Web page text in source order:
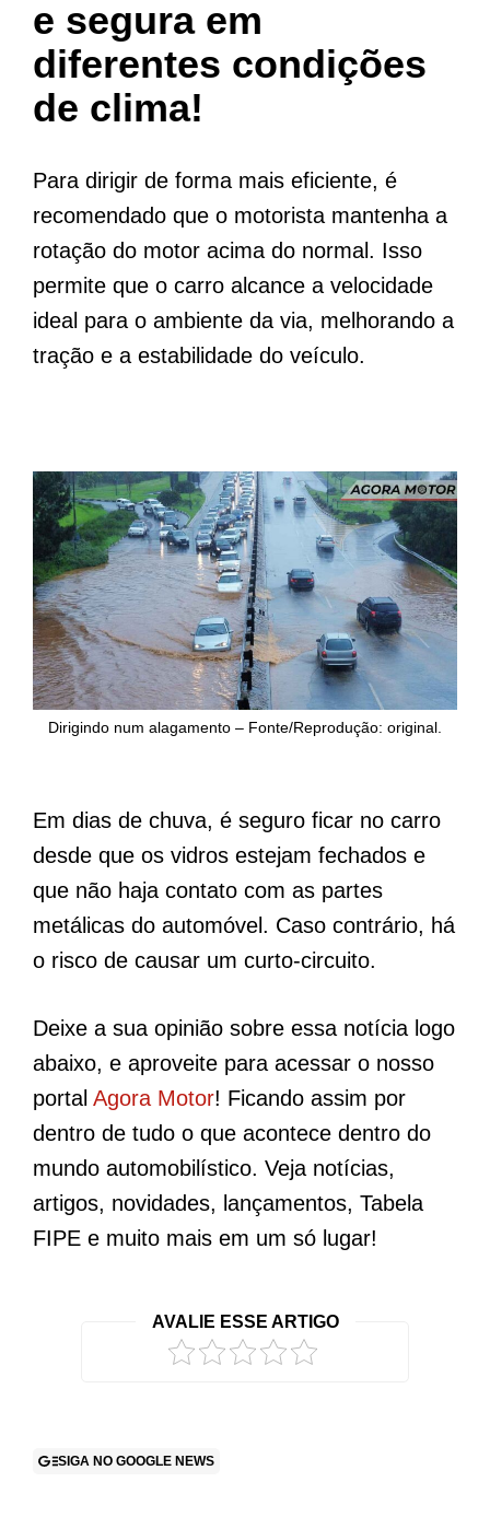
e segura em
diferentes condições
de clima!
Para dirigir de forma mais eficiente, é
recomendado que o motorista mantenha a
rotação do motor acima do normal. Isso
permite que o carro alcance a velocidade
ideal para o ambiente da via, melhorando a
tração e a estabilidade do veículo.
Dirigindo num alagamento – Fonte/Reprodução: original.
Em dias de chuva, é seguro ficar no carro
desde que os vidros estejam fechados e
que não haja contato com as partes
metálicas do automóvel. Caso contrário, há
o risco de causar um curto-circuito.
Deixe a sua opinião sobre essa notícia logo
abaixo, e aproveite para acessar o nosso
portal Agora Motor! Ficando assim por
dentro de tudo o que acontece dentro do
mundo automobilístico. Veja notícias,
artigos, novidades, lançamentos, Tabela
FIPE e muito mais em um só lugar!
AVALIE ESSE ARTIGO
SIGA NO GOOGLE NEWS